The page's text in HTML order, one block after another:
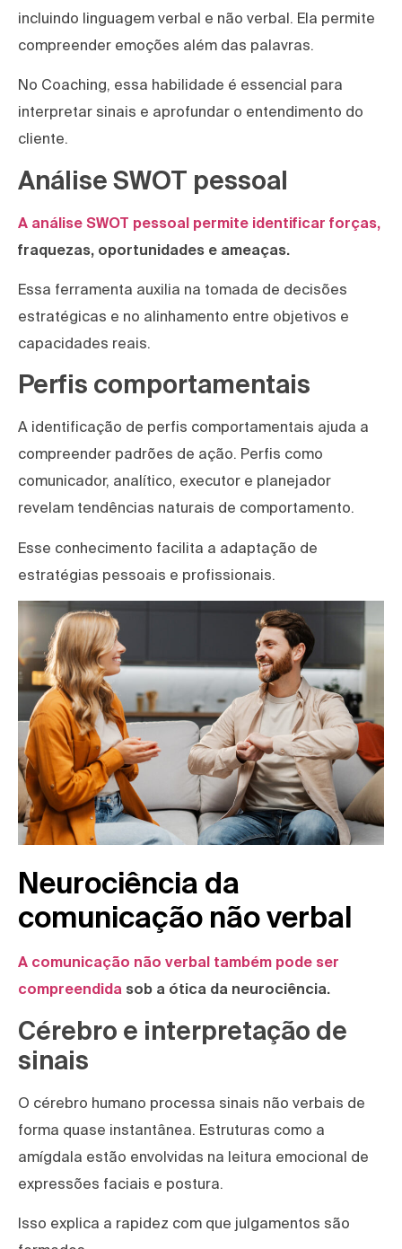
incluindo linguagem verbal e não verbal. Ela permite
compreender emoções além das palavras.
No Coaching, essa habilidade é essencial para
interpretar sinais e aprofundar o entendimento do
cliente.
Análise SWOT pessoal
A análise SWOT pessoal permite identificar forças,
fraquezas, oportunidades e ameaças.
Essa ferramenta auxilia na tomada de decisões
estratégicas e no alinhamento entre objetivos e
capacidades reais.
Perfis comportamentais
A identificação de perfis comportamentais ajuda a
compreender padrões de ação. Perfis como
comunicador, analítico, executor e planejador
revelam tendências naturais de comportamento.
Esse conhecimento facilita a adaptação de
estratégias pessoais e profissionais.
Neurociência da
comunicação não verbal
A comunicação não verbal também pode ser
compreendida sob a ótica da neurociência.
Cérebro e interpretação de
sinais
O cérebro humano processa sinais não verbais de
forma quase instantânea. Estruturas como a
amígdala estão envolvidas na leitura emocional de
expressões faciais e postura.
Isso explica a rapidez com que julgamentos são